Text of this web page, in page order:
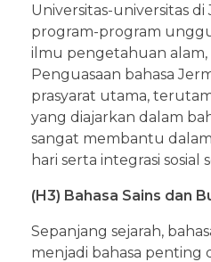
Universitas-universitas
program-program
ilmu pengetahuan alam,
Penguasaan bahasa
prasyarat utama,
yang diajarkan dalam
sangat membantu
hari serta integrasi sosial
(H3) Bahasa Sains dan
Sepanjang sejarah,
menjadi bahasa penting